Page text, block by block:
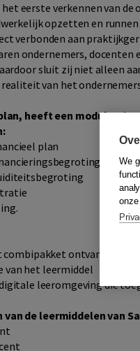
eerste verkennen van
opzetten en
verbonden aan
ondernemers, docenten
sluit zij niet alleen
van het
heeft een module:
plan
ontvang je:
van het leermiddel
leeromgeving die
de leermiddelen van
We